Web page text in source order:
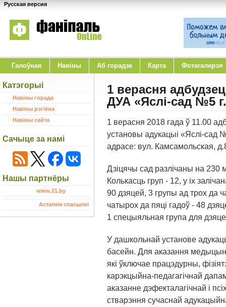
Русская версия
Галоўная Навіны Аб горадзе Карта Фотагалерэя
Катэгорыі
Навіны горада
Навіны рэгіёна
Навіны сайта
Сачыце за намі
Нашы партнёры
www.21.by
Астатнія спасылкі
1 верасня
ДУА «Яслі-сад №5
1 верасня 2018 гада ў 11.00
установы адукацыі «Яслі-сад
адрасе: вул. Камсамольская,
Дзіцячы сад разлічаны на
Колькасць груп - 12, у іх
90 дзяцей, 3 групы ад трох да
чатырох да пяці гадоў - 48
1 спецыяльная група для
У дашкольнай установе
басейн. Для аказання
які ўключае працэдурны,
карэкцыйна-педагагічнай
аказанне дэфекталагічнай і
стварэння сучаснай